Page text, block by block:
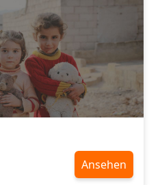
Ansehen